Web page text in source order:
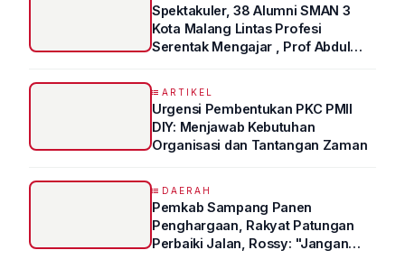
Spektakuler, 38 Alumni SMAN 3
Kota Malang Lintas Profesi
Serentak Mengajar , Prof Abdul
ARTIKEL
Urgensi Pembentukan PKC PMII
DIY: Menjawab Kebutuhan
Organisasi dan Tantangan Zaman
DAERAH
Pemkab Sampang Panen
Penghargaan, Rakyat Patungan
Perbaiki Jalan, Rossy: "Jangan